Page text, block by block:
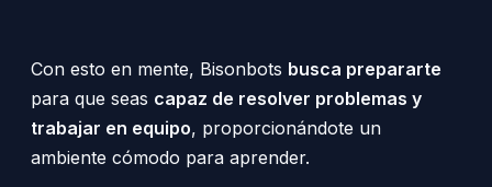
Con esto en mente, Bisonbots busca prepararte
para que seas capaz de resolver problemas y
trabajar en equipo, proporcionándote un
ambiente cómodo para aprender.